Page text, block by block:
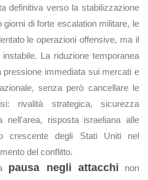
definitiva verso la stabilizzazione
giorni di forte escalation militare, le
le operazioni offensive, ma il
La riduzione temporanea
pressione immediata sui mercati e
senza però cancellare le
rivalità strategica, sicurezza
nell'area, risposta israeliana alle
crescente degli Stati Uniti nel
del conflitto.
pausa negli attacchi non